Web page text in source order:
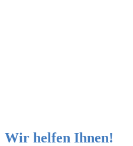
Wir helfen Ihnen!